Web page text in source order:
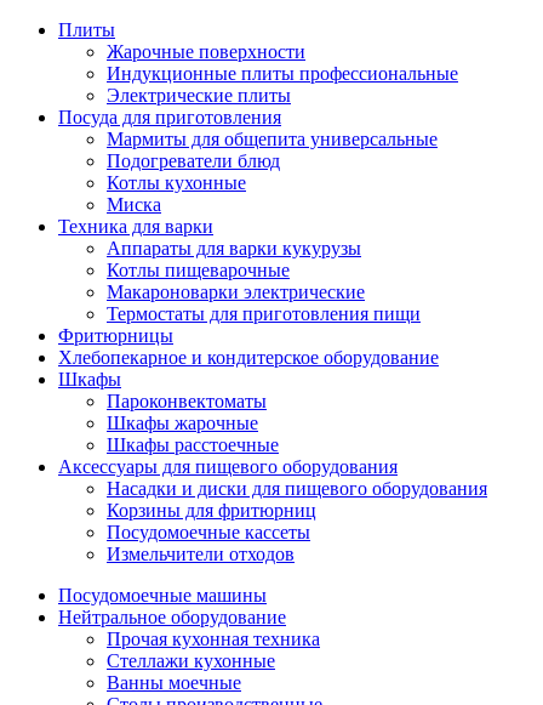
Плиты
Жарочные поверхности
Индукционные плиты профессиональные
Электрические плиты
Посуда для приготовления
Мармиты для общепита универсальные
Подогреватели блюд
Котлы кухонные
Миска
Техника для варки
Аппараты для варки кукурузы
Котлы пищеварочные
Макароноварки электрические
Термостаты для приготовления пищи
Фритюрницы
Хлебопекарное и кондитерское оборудование
Шкафы
Пароконвектоматы
Шкафы жарочные
Шкафы расстоечные
Аксессуары для пищевого оборудования
Насадки и диски для пищевого оборудования
Корзины для фритюрниц
Посудомоечные кассеты
Измельчители отходов
Посудомоечные машины
Нейтральное оборудование
Прочая кухонная техника
Стеллажи кухонные
Ванны моечные